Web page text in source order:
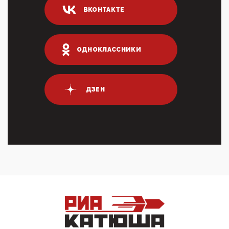
ИНН для переводов по СБП это первый шаг из
логических двухЗаполнение ИНН при любых
переводах по ...
03:35, 10 Апреля 2026
Суммарное вознаграждение менеджменту в 15
крупных банках по итогам 2025 года превысило 63
03:01, 10 Апреля 2026
Террорист и убийца Буданов вальяжно сообщил,
что союзники просили Киев не наносить удары по
входМошенники активно пользуются аккаунтами на
Госуслугах уме...
12:01, 10 Апреля 2026
ВКОНТАКТЕ
ОДНОКЛАССНИКИ
ДЗЕН